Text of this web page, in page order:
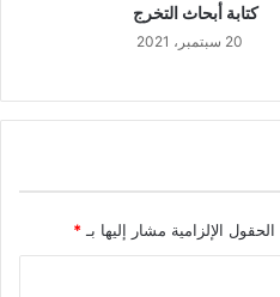
كتابة أبحاث التخرج
20 سبتمبر، 2021
الحقول الإلزامية مشار إليها بـ*